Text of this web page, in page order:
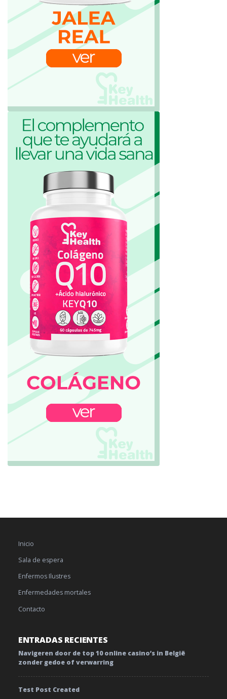
Inicio
Sala de espera
Enfermos Ilustres
Enfermedades mortales
Contacto
ENTRADAS RECIENTES
Navigeren door de top 10 online casino’s in België
zonder gedoe of verwarring
Test Post Created